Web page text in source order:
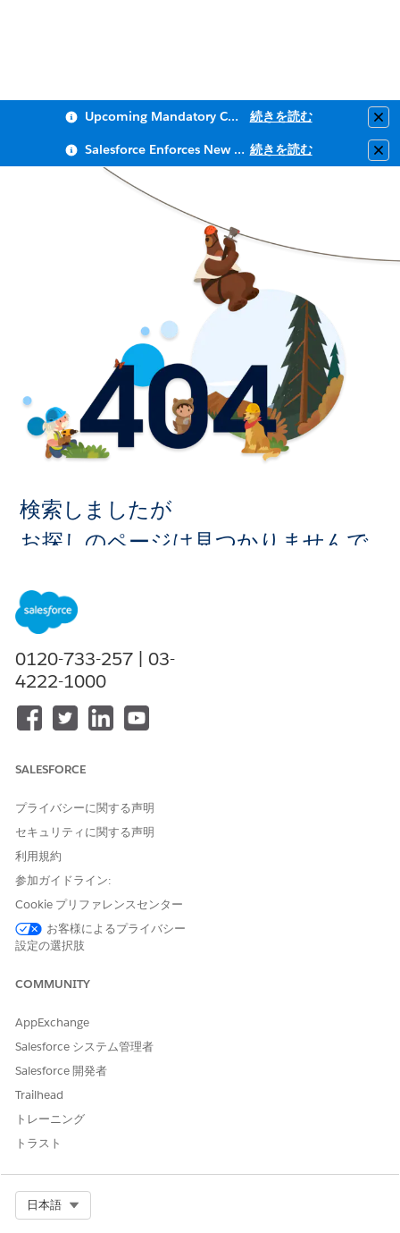
Upcoming Mandatory Changes to Public Key Infrastructure (PKI) 続きを読む
Salesforce Enforces New Security Requirements in Summer 2026 続きを読む
検索しましたが
お探しのページは見つかりませんで
0120-733-257 | 03-
4222-1000
SALESFORCE
プライバシーに関する声明
セキュリティに関する声明
利用規約
参加ガイドライン:
Cookie プリファレンスセンター
お客様によるプライバシー
設定の選択肢
COMMUNITY
AppExchange
Salesforce システム管理者
Salesforce 開発者
Trailhead
トレーニング
トラスト
日本語